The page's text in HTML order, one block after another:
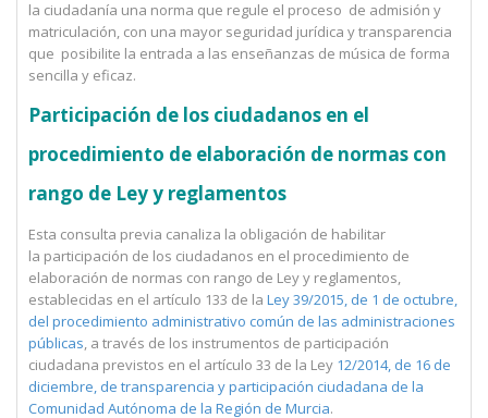
la ciudadanía una norma que regule el proceso de admisión y
matriculación, con una mayor seguridad jurídica y transparencia
que posibilite la entrada a las enseñanzas de música de forma
sencilla y eficaz.
Participación de los ciudadanos en el
procedimiento de elaboración de normas con
rango de Ley y reglamentos
Esta consulta previa canaliza la obligación de habilitar
la participación de los ciudadanos en el procedimiento de
elaboración de normas con rango de Ley y reglamentos,
establecidas en el artículo 133 de la Ley 39/2015, de 1 de octubre,
del procedimiento administrativo común de las administraciones
públicas, a través de los instrumentos de participación
ciudadana previstos en el artículo 33 de la Ley 12/2014, de 16 de
diciembre, de transparencia y participación ciudadana de la
Comunidad Autónoma de la Región de Murcia.